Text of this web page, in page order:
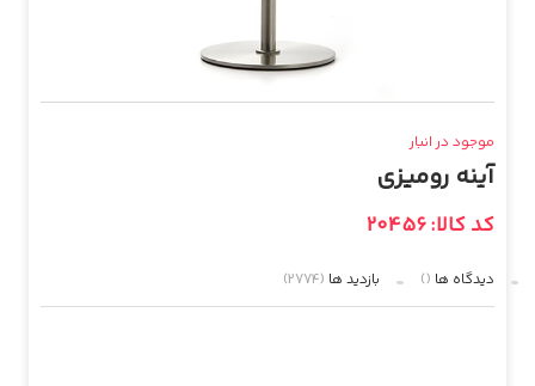
موجود در انبار
آینه رومیزی
کد کالا: 20456
دیدگاه ها () بازدید ها (2774)